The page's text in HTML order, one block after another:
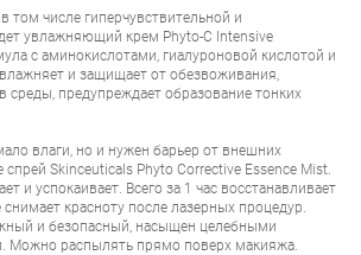
том числе гиперчувствительной и
увлажняющий крем Phyto-C Intensive
с аминокислотами, гиалуроновой кислотой и
и защищает от обезвоживания,
среды, предупреждает образование тонких
влаги, но и нужен барьер от внешних
спрей Skinceuticals Phyto Corrective Essence Mist.
и успокаивает. Всего за 1 час восстанавливает
красноту после лазерных процедур.
и безопасный, насыщен целебными
Можно распылять прямо поверх макияжа.